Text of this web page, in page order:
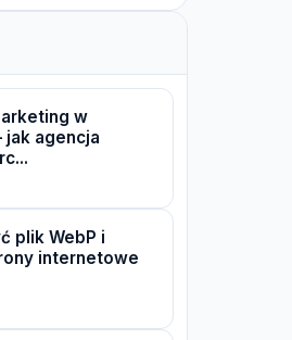
w
jak agencja
plik WebP i
internetowe